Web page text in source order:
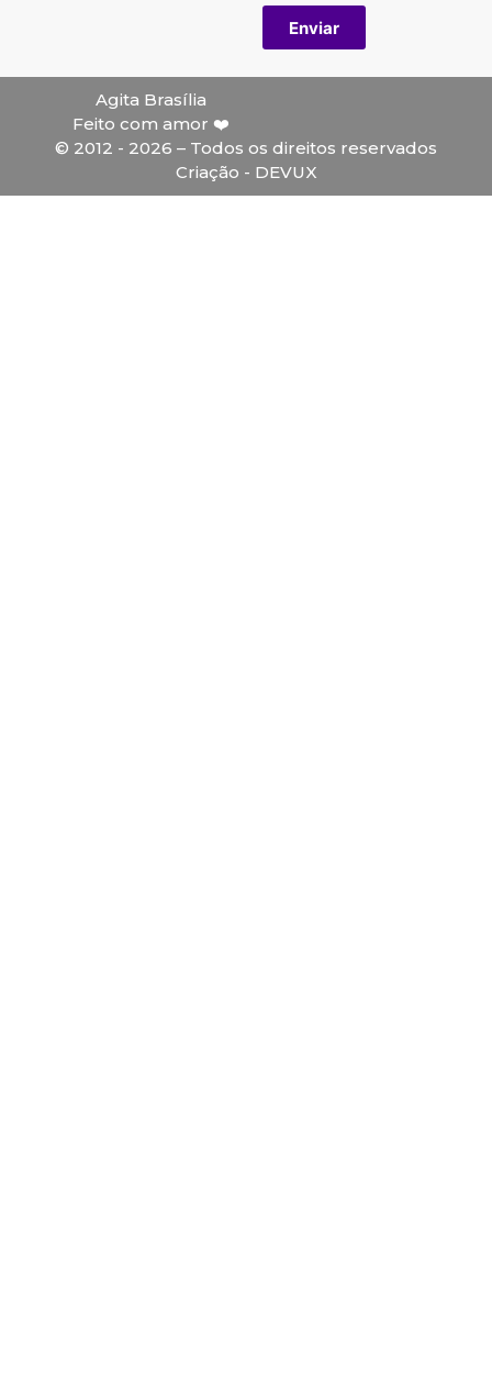
Enviar
Agita Brasília
Feito com amor ❤️
© 2012 - 2026 – Todos os direitos reservados
Criação - DEVUX